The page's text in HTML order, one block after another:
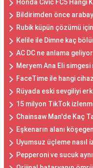
Honda Civic FC5 Hangi
Bildirimden önce
Rubik küpün çözümü
Kelile ile Dimne kaç
AC DC ne anlama
Meryem Ana Eli simgesi
FaceTime ile hangi
Rüyada eski sevgiliyi
15 milyon TikTok
Chainsaw Man'de Kaç
Eşkenarın alanı
Uyumsuz üçleme nasıl
Pepperoni ve sucuk aynı